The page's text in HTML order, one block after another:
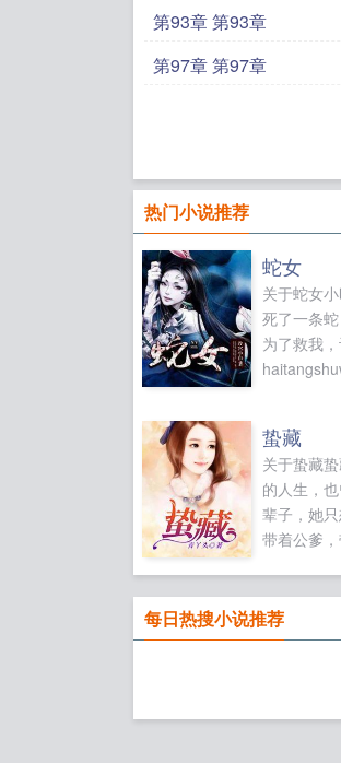
第93章 第93章
第97章 第97章
热门小说推荐
蛇女
关于蛇女
死了一条
为了救我
蛰藏
关于蛰藏
的人生，
辈子，她
带着公爹
每日热搜小说推荐